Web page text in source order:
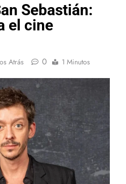
Sebastián:
el cine
Atrás 0 1 Minutos